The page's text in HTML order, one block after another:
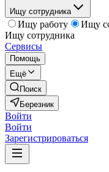
Ищу сотрудника
Ищу работу
Ищу
Ищу сотрудника
Сервисы
Помощь
Ещё
Поиск
Березник
Войти
Войти
Зарегистрироваться